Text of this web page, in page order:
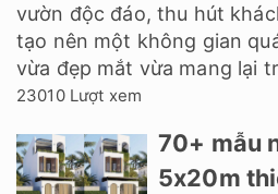
vườn độc đáo, thu hút
tạo nên một không gian
vừa đẹp mắt vừa mang lại
23010 Lượt xem
70+ mẫu
5x20m